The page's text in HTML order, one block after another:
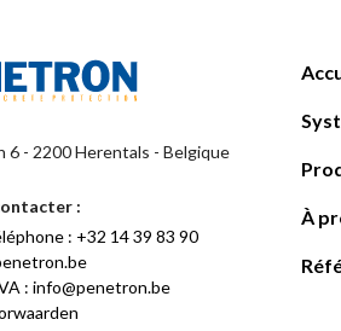
6 - 2200 Herentals - Belgique
:
: +32 14 39 83 90
: info@penetron.be
À